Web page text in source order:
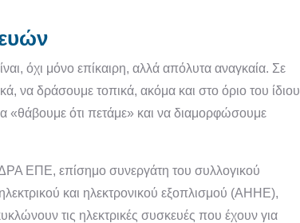
όχι μόνο επίκαιρη, αλλά απόλυτα αναγκαία. Σε
να δράσουμε τοπικά, ακόμα και στο όριο του ίδιου
«θάβουμε ότι πετάμε» και να διαμορφώσουμε
ΕΠΕ, επίσημο συνεργάτη του συλλογικού
και ηλεκτρονικού εξοπλισμού (ΑΗΗΕ),
τις ηλεκτρικές συσκευές που έχουν για